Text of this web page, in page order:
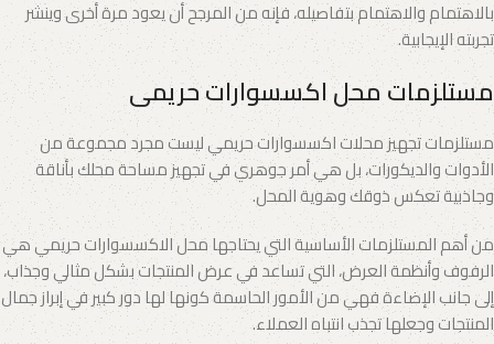
بالاهتمام والاهتمام بتفاصيله، فإنه من المرجح أن يعود مرة أخرى وينشر
تجربته الإيجابية.
مستلزمات محل اكسسوارات حريمى
مستلزمات تجهيز محلات اكسسوارات حريمي ليست مجرد مجموعة من
الأدوات والديكورات، بل هي أمر جوهري في تجهيز مساحة محلك بأناقة
وجاذبية تعكس ذوقك وهوية المحل.
من أهم المستلزمات الأساسية التي يحتاجها محل الاكسسوارات حريمي هي
الرفوف وأنظمة العرض، التي تساعد في عرض المنتجات بشكل مثالي وجذاب،
إلى جانب الإضاءة فهي من الأمور الحاسمة كونها لها دور كبير في إبراز جمال
المنتجات وجعلها تجذب انتباه العملاء.